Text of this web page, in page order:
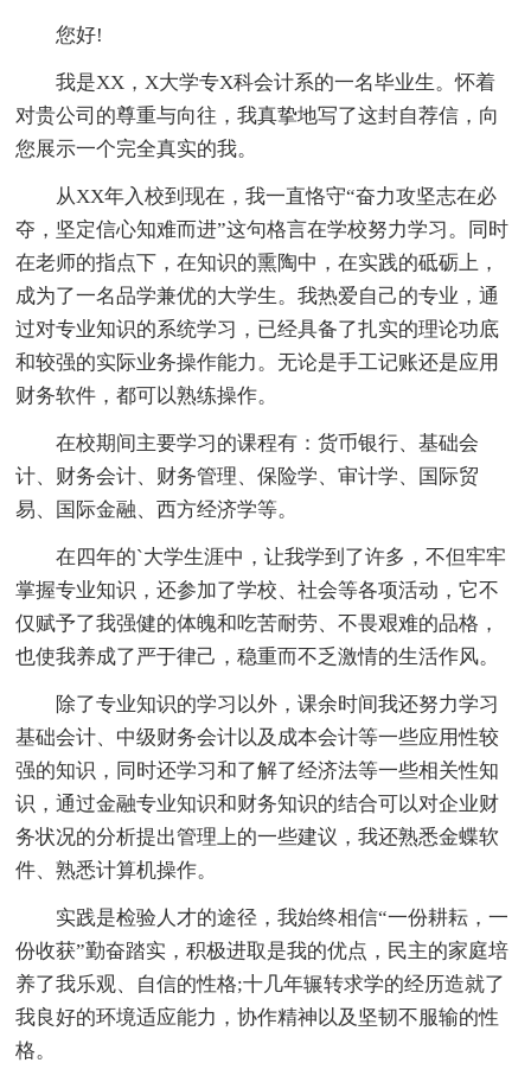
您好!
我是XX，X大学专X科会计系的一名毕业生。怀着
对贵公司的尊重与向往，我真挚地写了这封自荐信，向
您展示一个完全真实的我。
从XX年入校到现在，我一直恪守“奋力攻坚志在必
夺，坚定信心知难而进”这句格言在学校努力学习。同时
在老师的指点下，在知识的熏陶中，在实践的砥砺上，
成为了一名品学兼优的大学生。我热爱自己的专业，通
过对专业知识的系统学习，已经具备了扎实的理论功底
和较强的实际业务操作能力。无论是手工记账还是应用
财务软件，都可以熟练操作。
在校期间主要学习的课程有：货币银行、基础会
计、财务会计、财务管理、保险学、审计学、国际贸
易、国际金融、西方经济学等。
在四年的`大学生涯中，让我学到了许多，不但牢牢
掌握专业知识，还参加了学校、社会等各项活动，它不
仅赋予了我强健的体魄和吃苦耐劳、不畏艰难的品格，
也使我养成了严于律己，稳重而不乏激情的生活作风。
除了专业知识的学习以外，课余时间我还努力学习
基础会计、中级财务会计以及成本会计等一些应用性较
强的知识，同时还学习和了解了经济法等一些相关性知
识，通过金融专业知识和财务知识的结合可以对企业财
务状况的分析提出管理上的一些建议，我还熟悉金蝶软
件、熟悉计算机操作。
实践是检验人才的途径，我始终相信“一份耕耘，一
份收获”勤奋踏实，积极进取是我的优点，民主的家庭培
养了我乐观、自信的性格;十几年辗转求学的经历造就了
我良好的环境适应能力，协作精神以及坚韧不服输的性
格。